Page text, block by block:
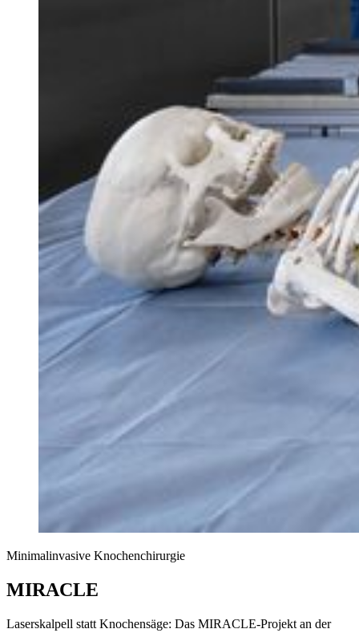
Minimalinvasive Knochenchirurgie
MIRACLE
Laserskalpell statt Knochensäge: Das MIRACLE-Projekt an der